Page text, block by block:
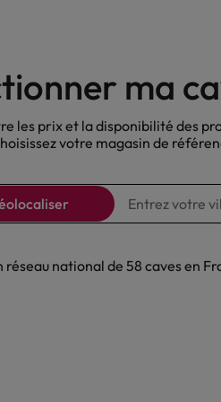
Nos Bières Sans
ma
les prix et la disponibilité des
votre magasin de
réseau national de 58 caves en